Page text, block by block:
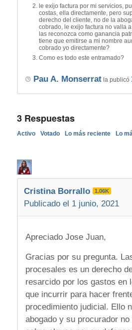
le exijo factura por mi servicios,
costas, ella directamente, pero
derecho del cliente, no de la
cobrado, le exijo factura no valla
las reconozca como ganancia
tiene que emitirse a mi nombre
cobrado yo directamente?
Como es todo este entramado?
Pau A. Monserratla publicó
3Respuestas
Activo Votado Lo más reciente Lo
Cristina Borrallo 1.06K
Publicado el 1 junio, 2021
Apreciado Jose Juan,
Gracias por su pregunta.
procesales es un derecho
resarcido por los gastos en
que incurrir para hacer
procedimiento judicial. Ello
abogado y su procurador